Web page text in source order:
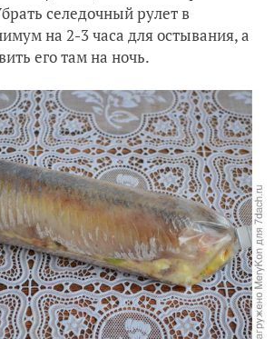
селедочный рулет в
на 2-3 часа для остывания, а
его там на ночь.